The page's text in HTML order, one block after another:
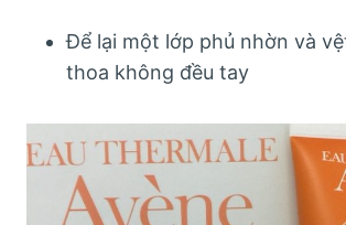
Để lại một lớp phủ nhờn và
thoa không đều tay